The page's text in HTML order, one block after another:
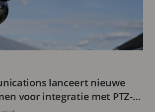
lanceert nieuwe
voor integratie met PTZ-